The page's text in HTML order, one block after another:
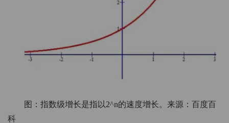
图：指数级增长是指以2^n的速度增长。来源：百度百
科